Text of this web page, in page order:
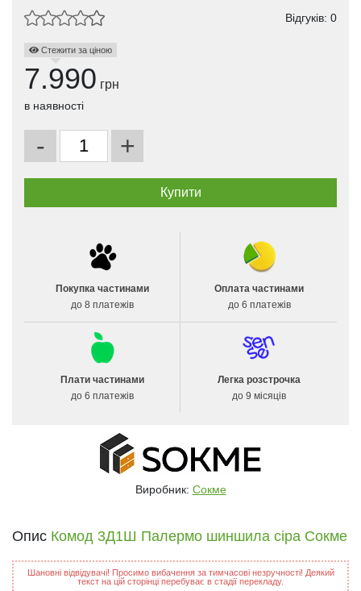
Відгуків: 0
Стежити за ціною
7.990 грн
в наявності
- +
Покупка частинами
до 8 платежів
Оплата частинами
до 6 платежів
Плати частинами
до 6 платежів
Легка розстрочка
до 9 місяців
Виробник: Сокме
Опис Комод 3Д1Ш Палермо шиншила сіра Сокме
Шановні відвідувачі! Просимо вибачення за тимчасові незручності! Деякий
текст на цій сторінці перебуває в стадії перекладу.